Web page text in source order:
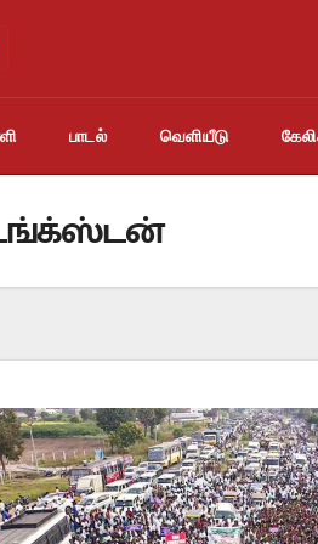
பாடல் வெளியீடு